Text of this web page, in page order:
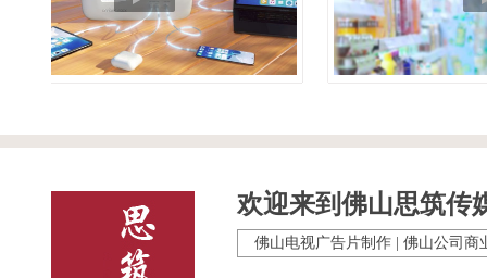
欢迎来到佛山思筑传
佛山电视广告片制作 | 佛山公司